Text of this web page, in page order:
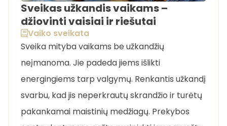
Sveikas užkandis vaikams –
džiovinti vaisiai ir riešutai
Vaiko sveikata
Sveika mityba vaikams be užkandžių
neįmanoma. Jie padeda jiems išlikti
energingiems tarp valgymų. Renkantis užkandį
svarbu, kad jis neperkrautų skrandžio ir turėtų
pakankamai maistinių medžiagų. Prekybos